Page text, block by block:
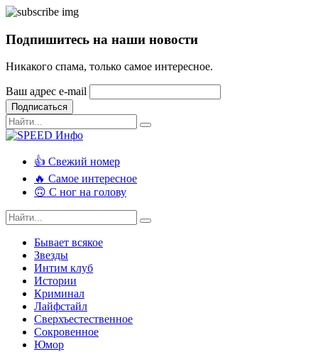
Подпишитесь на наши новости
Никакого спама, только самое интересное.
Ваш адрес e-mail
Подписаться
👍 Свежий номер
🔥 Самое интересное
🙃 С ног на голову
Бывает всякое
Звезды
Интим клуб
Истории
Криминал
Лайфстайл
Сверхъестественное
Сокровенное
Юмор